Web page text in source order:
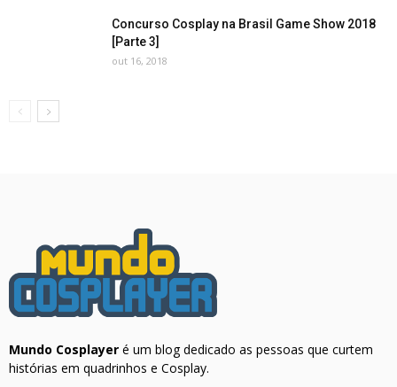
Concurso Cosplay na Brasil Game Show 2018
[Parte 3]
out 16, 2018
Mundo Cosplayer é um blog dedicado as pessoas que curtem
histórias em quadrinhos e Cosplay.